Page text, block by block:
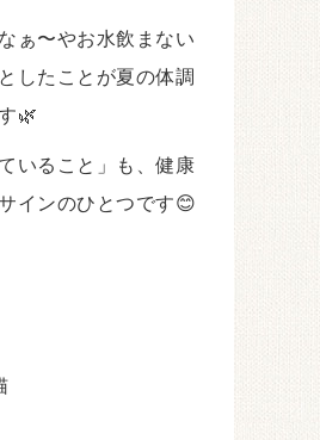
ぁ〜やお水飲まない
したことが夏の体調
🌿
いること」も、健康
インのひとつです😊